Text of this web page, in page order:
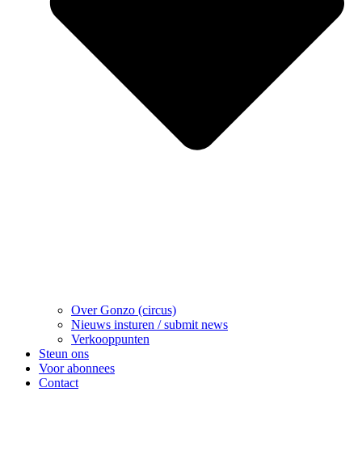
Over Gonzo (circus)
Nieuws insturen / submit news
Verkooppunten
Steun ons
Voor abonnees
Contact